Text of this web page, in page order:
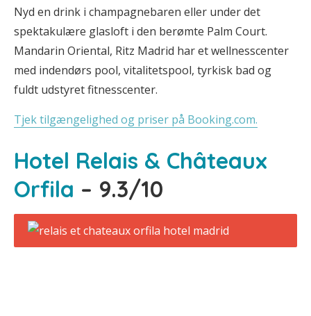
Nyd en drink i champagnebaren eller under det
spektakulære glasloft i den berømte Palm Court.
Mandarin Oriental, Ritz Madrid har et wellnesscenter
med indendørs pool, vitalitetspool, tyrkisk bad og
fuldt udstyret fitnesscenter.
Tjek tilgængelighed og priser på Booking.com.
Hotel Relais & Châteaux
Orfila – 9.3/10